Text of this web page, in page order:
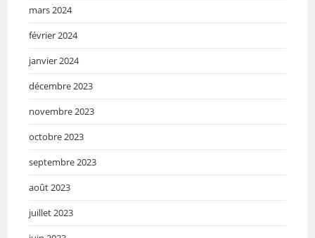
mars 2024
février 2024
janvier 2024
décembre 2023
novembre 2023
octobre 2023
septembre 2023
août 2023
juillet 2023